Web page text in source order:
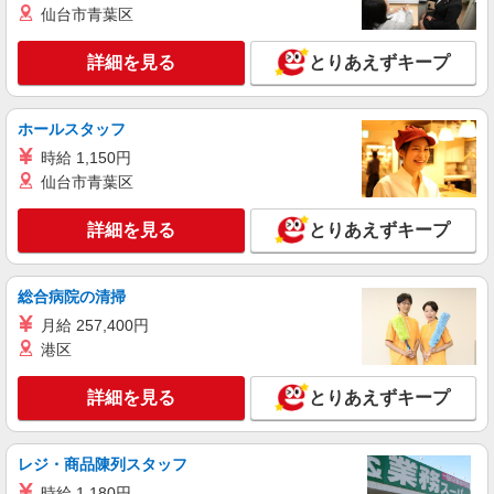
インセンティブ支給(規定有) ★月2回払い・週払い
可能（規程有）★ ゜・。○。・゜+゜・。○。・゜
愛知県名古屋市港区の家電量販店
キープ 詳細を見る
株式会社シエロ
【楽天モバイル】の店舗スタッフ
時給1500円〜1600円（経験・能力による） ※
残業代支給 ★交通費別途支給（規定あり） ゜
+゜・。○。・゜+゜・。○。・゜+゜ 入社祝い金10
万円支給(規定有) お友達を紹介頂くと, インセンテ
ィブ支給(規定有) ★月2回払い・週払い可能（規程
有）★ ゜・。○。・゜+゜・。○。・゜+゜
愛知県名古屋市港区の楽天モバイルショップ
キープ 詳細を見る
紹介予定派遣
株式会社シエロ
【ドコモ】の店舗スタッフ
時給1500円〜1800円（経験・能力による） ※
残業代支給 ★交通費別途支給（規定あり） ゜
+゜・。○。・゜+゜・。○。・゜+゜ 入社祝い金10
万円支給(規定有) お友達を紹介頂くと, インセンテ
愛知県名古屋市港区のdocomoショップ
仙台市青葉区
詳細を見る とりあえずキープ
ホールスタッフ
時給 1,150円
仙台市青葉区
詳細を見る とりあえずキープ
総合病院の清掃
月給 257,400円
港区
詳細を見る とりあえずキープ
レジ・商品陳列スタッフ